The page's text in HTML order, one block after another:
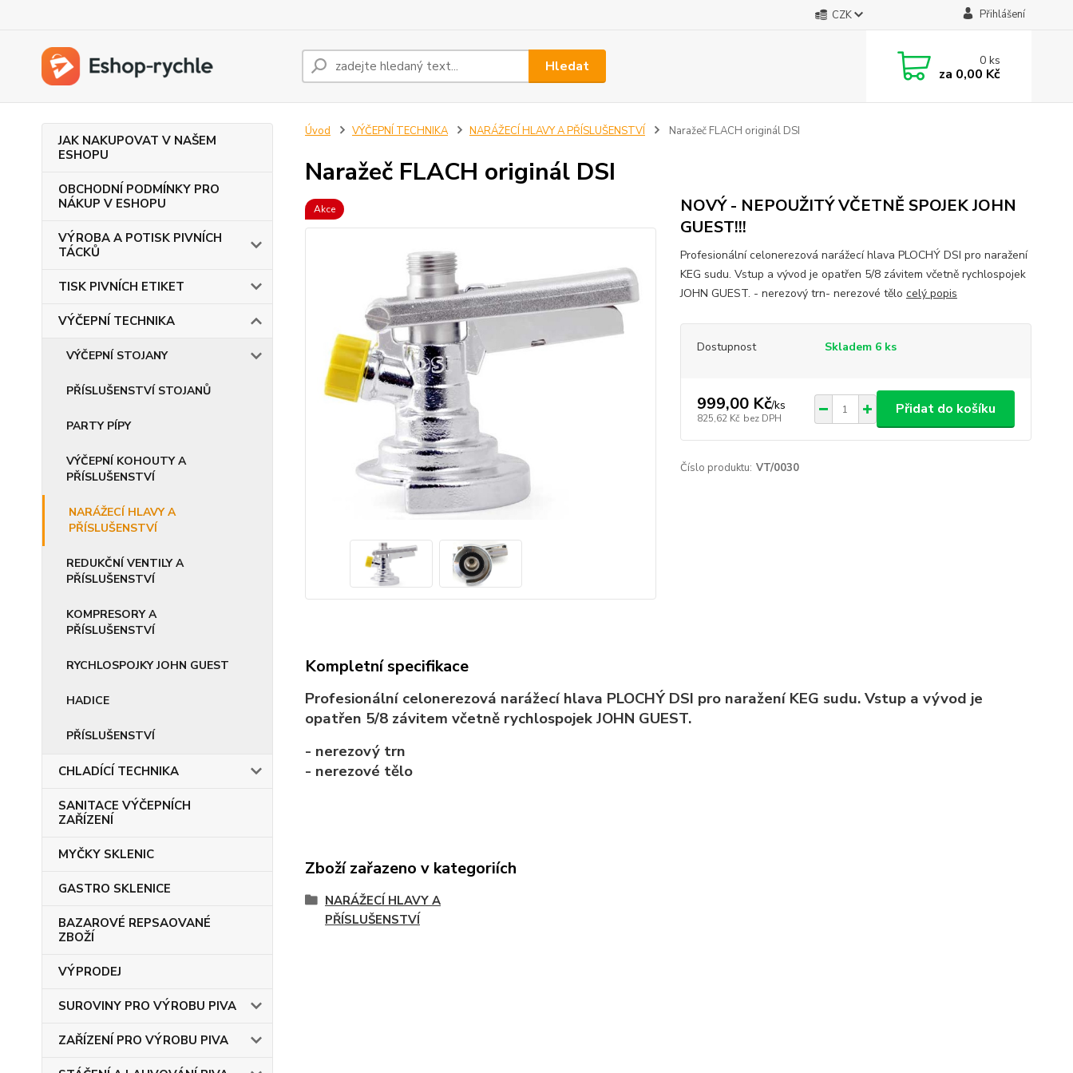
CZK Přihlášení
Hledat 0ks
za 0,00 Kč
JAK NAKUPOVAT V NAŠEM
ESHOPU
OBCHODNÍ PODMÍNKY PRO
NÁKUP V ESHOPU
VÝROBA A POTISK PIVNÍCH
TÁCKŮ
TISK PIVNÍCH ETIKET
VÝČEPNÍ TECHNIKA
VÝČEPNÍ STOJANY
PŘÍSLUŠENSTVÍ STOJANŮ
PARTY PÍPY
VÝČEPNÍ KOHOUTY A
PŘÍSLUŠENSTVÍ
NARÁŽECÍ HLAVY A
PŘÍSLUŠENSTVÍ
REDUKČNÍ VENTILY A
PŘÍSLUŠENSTVÍ
KOMPRESORY A
PŘÍSLUŠENSTVÍ
RYCHLOSPOJKY JOHN GUEST
HADICE
PŘÍSLUŠENSTVÍ
CHLADÍCÍ TECHNIKA
SANITACE VÝČEPNÍCH
ZAŘÍZENÍ
MYČKY SKLENIC
GASTRO SKLENICE
BAZAROVÉ REPSAOVANÉ
ZBOŽÍ
VÝPRODEJ
SUROVINY PRO VÝROBU PIVA
ZAŘÍZENÍ PRO VÝROBU PIVA
Úvod VÝČEPNÍ TECHNIKA NARÁŽECÍ HLAVY A PŘÍSLUŠENSTVÍ Naražeč FLACH originál DSI
Naražeč FLACH originál DSI
Akce
NOVÝ - NEPOUŽITÝ VČETNĚ SPOJEK JOHN
GUEST!!!
Profesionální celonerezová narážecí hlava PLOCHÝ DSI pro naražení
KEG sudu. Vstup a vývod je opatřen 5/8 závitem včetně rychlospojek
JOHN GUEST. - nerezový trn- nerezové tělo celý popis
Dostupnost Skladem 6 ks
999,00 Kč/ks
825,62 Kč bez DPH
Přidat do košíku
Číslo produktu: VT/0030
Kompletní specifikace
Profesionální celonerezová narážecí hlava PLOCHÝ DSI pro naražení KEG sudu. Vstup a vývod je
opatřen 5/8 závitem včetně rychlospojek JOHN GUEST.
- nerezový trn
- nerezové tělo
Zboží zařazeno v kategoriích
NARÁŽECÍ HLAVY A
PŘÍSLUŠENSTVÍ